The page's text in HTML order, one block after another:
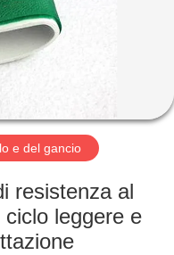
e del gancio
resistenza al
leggere e